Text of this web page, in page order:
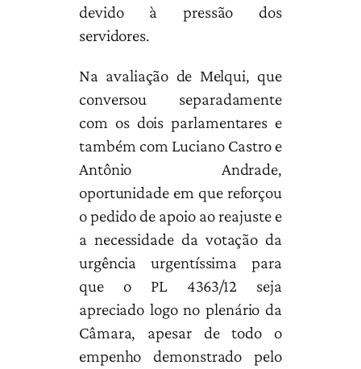
devido à pressão dos
servidores.
Na avaliação de Melqui, que
conversou separadamente
com os dois parlamentares e
também com Luciano Castro e
Antônio Andrade,
oportunidade em que reforçou
o pedido de apoio ao reajuste e
a necessidade da votação da
urgência urgentíssima para
que o PL 4363/12 seja
apreciado logo no plenário da
Câmara, apesar de todo o
empenho demonstrado pelo